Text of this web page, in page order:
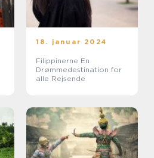
18. januar 2024
Filippinerne En
Drømmedestination for
alle Rejsende